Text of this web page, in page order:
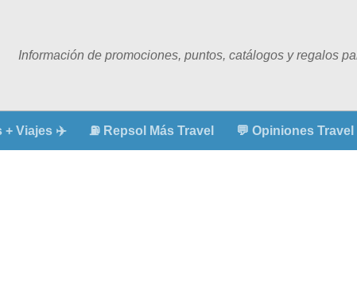
Información de promociones, puntos, catálogos y regalos
+ Viajes ✈️ ⛽ Repsol Más Travel 💬 Opiniones